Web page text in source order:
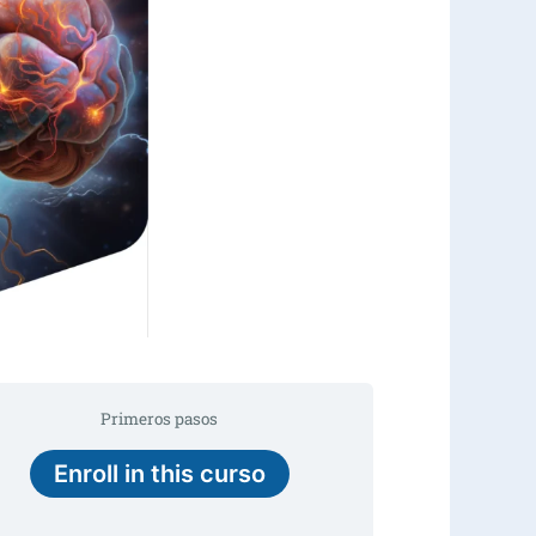
Primeros pasos
Enroll in this curso